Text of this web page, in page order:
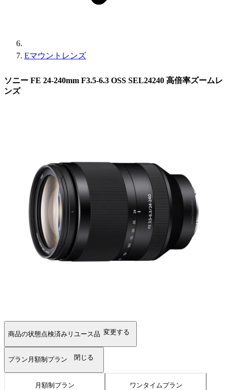
Eマウントレンズ
ソニー FE 24-240mm F3.5-6.3 OSS SEL24240 高倍率ズームレ
ンズ
商品の状態点検済みリユース品 変更する
プラン 月額制プラン 閉じる
月額制プラン ワンタイムプラン